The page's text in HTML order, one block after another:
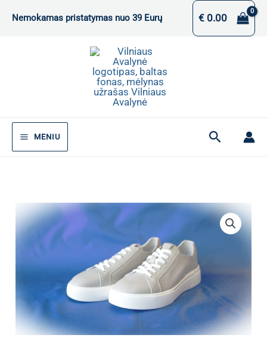
Nemokamas pristatymas nuo 39 Eurų €0.00
MENIU Paieška